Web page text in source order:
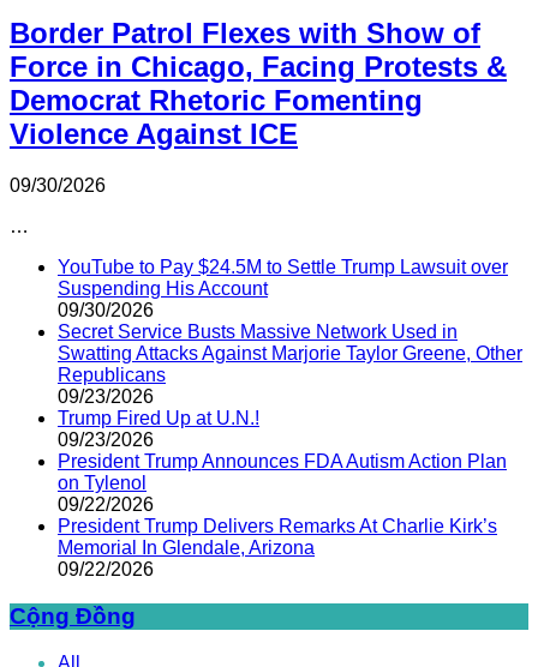
Border Patrol Flexes with Show of
Force in Chicago, Facing Protests &
Democrat Rhetoric Fomenting
Violence Against ICE
09/30/2026
…
YouTube to Pay $24.5M to Settle Trump Lawsuit over
Suspending His Account
09/30/2026
Secret Service Busts Massive Network Used in
Swatting Attacks Against Marjorie Taylor Greene, Other
Republicans
09/23/2026
Trump Fired Up at U.N.!
09/23/2026
President Trump Announces FDA Autism Action Plan
on Tylenol
09/22/2026
President Trump Delivers Remarks At Charlie Kirk’s
Memorial In Glendale, Arizona
09/22/2026
Cộng Đồng
All